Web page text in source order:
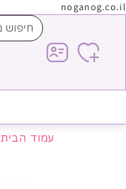
noganog.co.il
עמוד הבית